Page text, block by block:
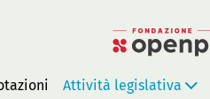
Attività legislativa